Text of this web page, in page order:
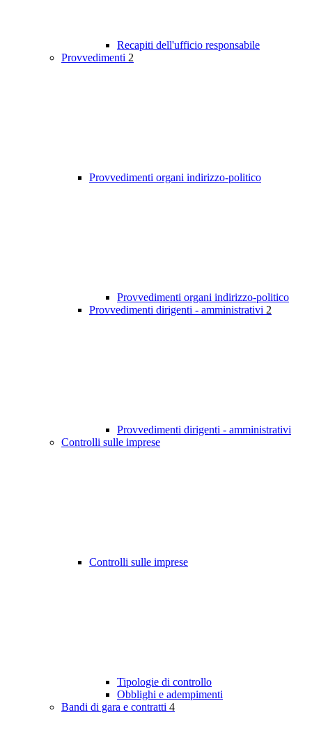
Recapiti dell'ufficio responsabile
Provvedimenti 2
Provvedimenti organi indirizzo-politico
Provvedimenti organi indirizzo-politico
Provvedimenti dirigenti - amministrativi 2
Provvedimenti dirigenti - amministrativi
Controlli sulle imprese
Controlli sulle imprese
Tipologie di controllo
Obblighi e adempimenti
Bandi di gara e contratti 4